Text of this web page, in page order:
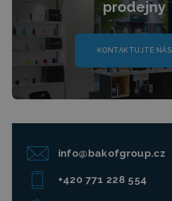
prodejny
KONTAKTUJTE NÁS
info@bakofgroup.cz
+420 771 228 554